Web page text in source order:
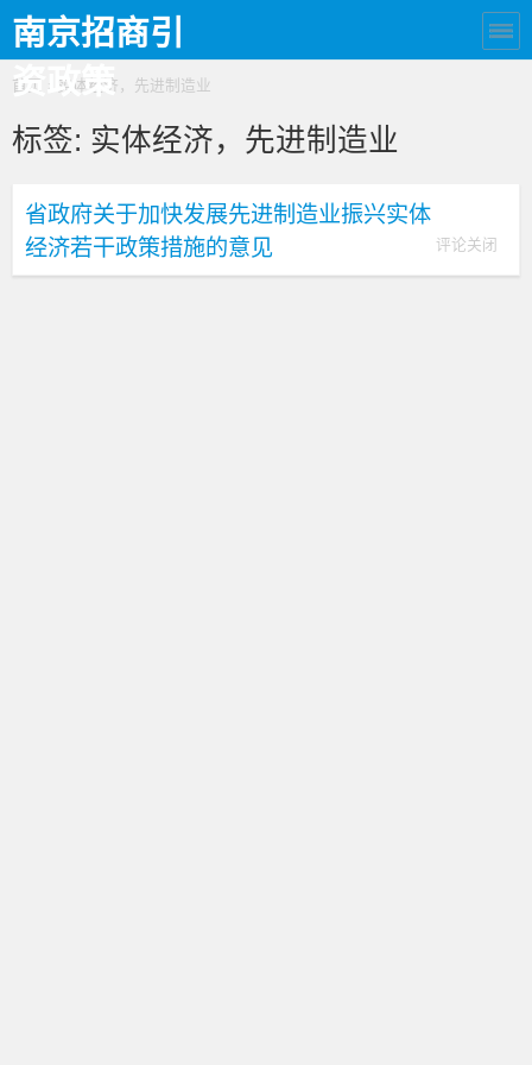
南京招商引
资政策
首页 › 实体经济，先进制造业
标签: 实体经济，先进制造业
省政府关于加快发展先进制造业振兴实体
经济若干政策措施的意见
评论关闭